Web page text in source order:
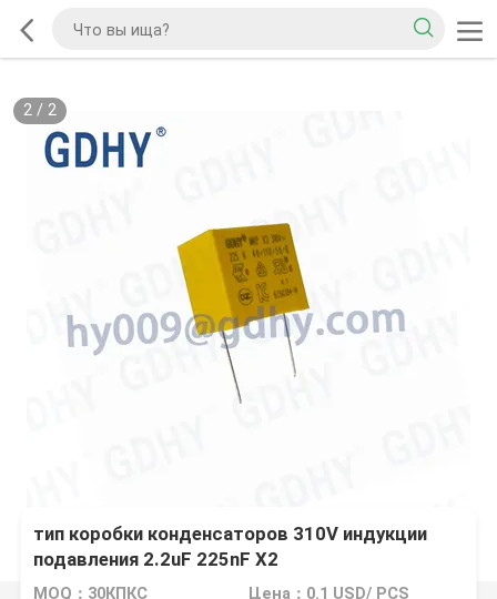
2/ 2
тип коробки конденсаторов 310V индукции
подавления 2.2uF 225nF X2
MOQ：30КПКС Цена：0.1 USD/ PCS